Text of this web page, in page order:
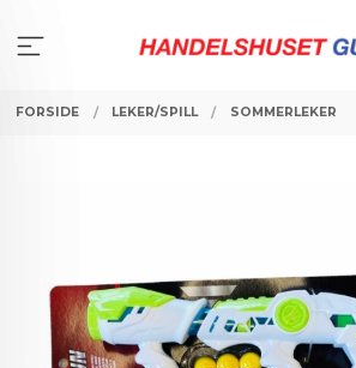
innholdet
FORSIDE LEKER/SPILL SOMMERLEKER